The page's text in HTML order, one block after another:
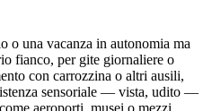
o una vacanza in autonomia ma
fianco, per gite giornaliere o
con carrozzina o altri ausili,
sensoriale — vista, udito —
aeroporti, musei o mezzi